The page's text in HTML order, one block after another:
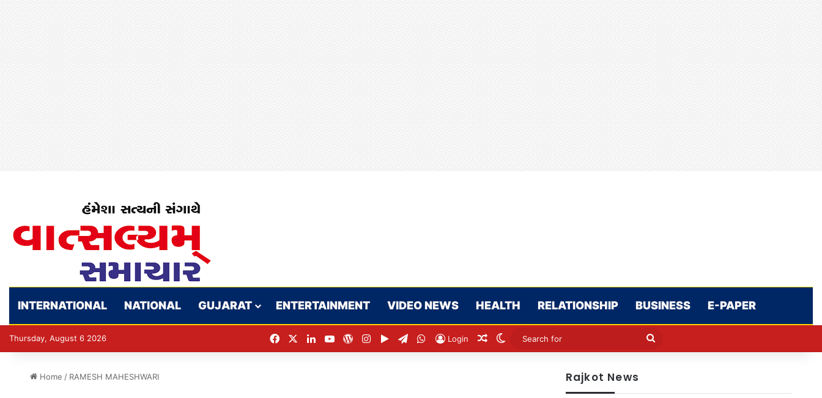
INTERNATIONAL NATIONAL GUJARAT ENTERTAINMENT VIDEO NEWS HEALTH RELATIONSHIP BUSINESS E-PAPER
Thursday, August 6 2026 FacebookLinkedInYouTubeWordPress
Instagram
Google Play
TelegramWhatsApp
Login Random Article
Switch skin
Search
Home / RAMESH MAHESHWARI Rajkot News